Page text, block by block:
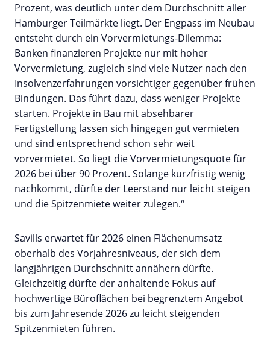
Prozent, was deutlich unter dem Durchschnitt aller
Hamburger Teilmärkte liegt. Der Engpass im Neubau
entsteht durch ein Vorvermietungs-Dilemma:
Banken finanzieren Projekte nur mit hoher
Vorvermietung, zugleich sind viele Nutzer nach den
Insolvenzerfahrungen vorsichtiger gegenüber frühen
Bindungen. Das führt dazu, dass weniger Projekte
starten. Projekte in Bau mit absehbarer
Fertigstellung lassen sich hingegen gut vermieten
und sind entsprechend schon sehr weit
vorvermietet. So liegt die Vorvermietungsquote für
2026 bei über 90 Prozent. Solange kurzfristig wenig
nachkommt, dürfte der Leerstand nur leicht steigen
und die Spitzenmiete weiter zulegen.“
Savills erwartet für 2026 einen Flächenumsatz
oberhalb des Vorjahresniveaus, der sich dem
langjährigen Durchschnitt annähern dürfte.
Gleichzeitig dürfte der anhaltende Fokus auf
hochwertige Büroflächen bei begrenztem Angebot
bis zum Jahresende 2026 zu leicht steigenden
Spitzenmieten führen.